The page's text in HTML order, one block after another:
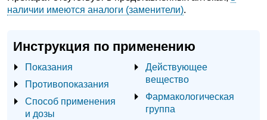
наличии имеются аналоги (заменители).
Инструкция по применению
Показания
Противопоказания
Способ применения
и дозы
Действующее
вещество
Фармакологическая
группа